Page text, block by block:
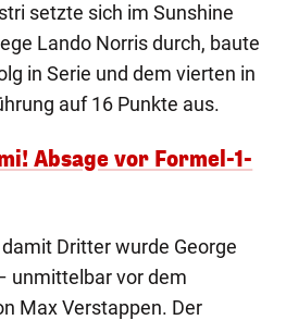
setzte sich im Sunshine
Lando Norris durch, baute
in Serie und dem vierten in
auf 16 Punkte aus.
Absage vor Formel-1-
Dritter wurde George
unmittelbar vor dem
Max Verstappen. Der